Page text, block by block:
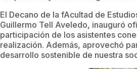
El Decano de la fAcultad de
Guillermo Tell Aveledo, inauguró
participación de los asistentes
realización. Además, aprovechó
desarrollo sostenible de nuestra